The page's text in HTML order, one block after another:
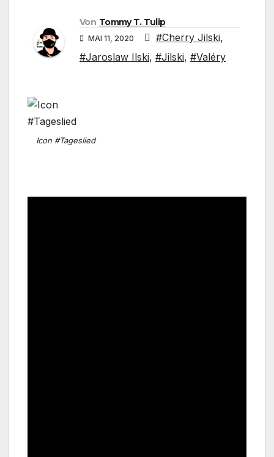
Von Tommy T. Tulip
MAI 11, 2020 #Cherry Jilski,
#Jaroslaw Ilski, #Jilski, #Valéry
Icon #Tageslied